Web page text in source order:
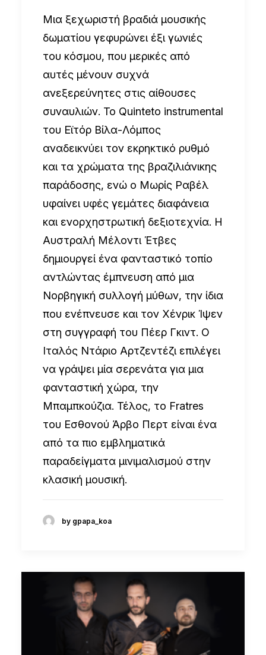
Μια ξεχωριστή βραδιά μουσικής
δωματίου γεφυρώνει έξι γωνιές
του κόσμου, που μερικές από
αυτές μένουν συχνά
ανεξερεύνητες στις αίθουσες
συναυλιών. Το Quinteto instrumental
του Εϊτόρ Βίλα-Λόμπος
αναδεικνύει τον εκρηκτικό ρυθμό
και τα χρώματα της βραζιλιάνικης
παράδοσης, ενώ ο Μωρίς Ραβέλ
υφαίνει υφές γεμάτες διαφάνεια
και ενορχηστρωτική δεξιοτεχνία. Η
Αυστραλή Μέλοντι Έτβες
δημιουργεί ένα φανταστικό τοπίο
αντλώντας έμπνευση από μια
Νορβηγική συλλογή μύθων, την ίδια
που ενέπνευσε και τον Χένρικ Ίψεν
στη συγγραφή του Πέερ Γκιντ. Ο
Ιταλός Ντάριο Αρτζεντέζι επιλέγει
να γράψει μία σερενάτα για μια
φανταστική χώρα, την
Μπαμπκούζια. Τέλος, το Fratres
του Εσθονού Άρβο Περτ είναι ένα
από τα πιο εμβληματικά
παραδείγματα μινιμαλισμού στην
κλασική μουσική.
by gpapa_koa